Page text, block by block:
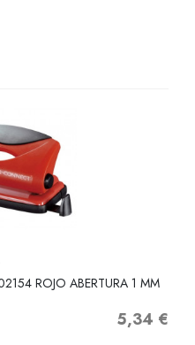
ROJO ABERTURA 1 MM
Precio
5,34 €